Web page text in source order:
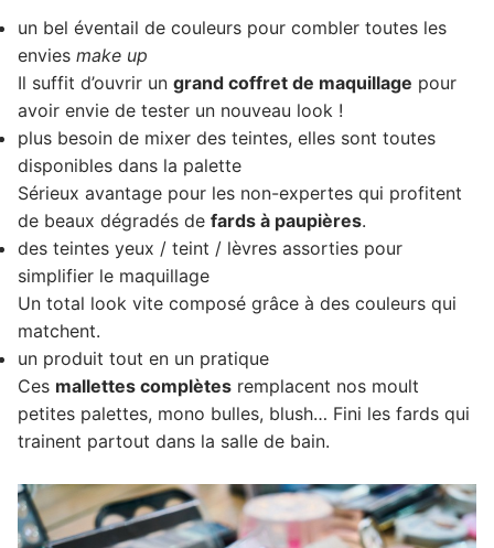
un bel éventail de couleurs pour combler toutes les
envies make up
Il suffit d’ouvrir un grand coffret de maquillage pour
avoir envie de tester un nouveau look !
plus besoin de mixer des teintes, elles sont toutes
disponibles dans la palette
Sérieux avantage pour les non-expertes qui profitent
de beaux dégradés de fards à paupières.
des teintes yeux / teint / lèvres assorties pour
simplifier le maquillage
Un total look vite composé grâce à des couleurs qui
matchent.
un produit tout en un pratique
Ces mallettes complètes remplacent nos moult
petites palettes, mono bulles, blush… Fini les fards qui
trainent partout dans la salle de bain.